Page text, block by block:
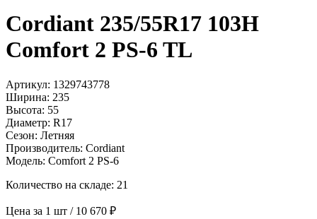
Cordiant 235/55R17 103H
Comfort 2 PS-6 TL
Артикул: 1329743778
Ширина: 235
Высота: 55
Диаметр: R17
Сезон: Летняя
Производитель: Cordiant
Модель: Comfort 2 PS-6
Количество на складе: 21
Цена за 1 шт / 10 670 ₽